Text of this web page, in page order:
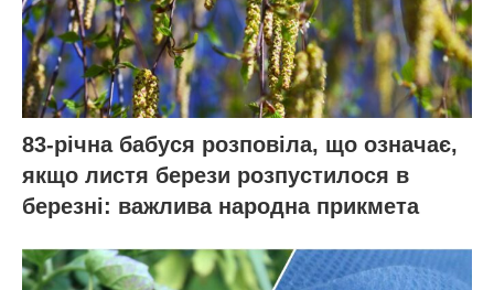
83-річна бабуся розповіла, що означає,
якщо листя берези розпустилося в
березні: важлива народна прикмета